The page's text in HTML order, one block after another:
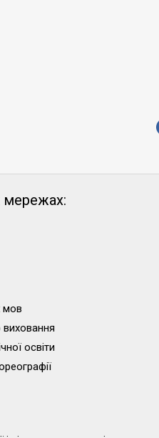
мережах:
мов
виховання
освіти